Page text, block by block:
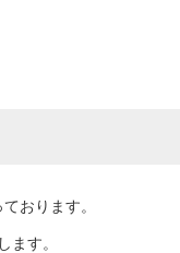
おります。
ます。